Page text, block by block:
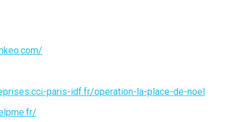
paris-idf.fr/operation-la-place-de-noel